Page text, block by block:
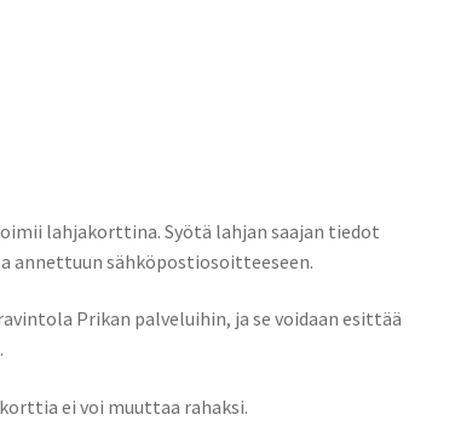
lahjakorttina. Syötä lahjan saajan tiedot
annettuun sähköpostiosoitteeseen.
Prikan palveluihin, ja se voidaan esittää
ei voi muuttaa rahaksi.